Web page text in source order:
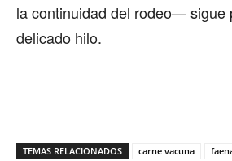
la continuidad del rodeo— sigue
delicado hilo.
TEMAS RELACIONADOS carne vacuna